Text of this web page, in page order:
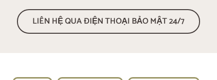
LIÊN HỆ QUA ĐIỆN THOẠI BẢO MẬT 24/7